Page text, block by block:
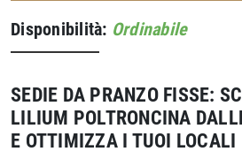
Disponibilità: Ordinabile
SEDIE DA PRANZO FISSE:
LILIUM POLTRONCINA
E OTTIMIZZA I TUOI LOCALI